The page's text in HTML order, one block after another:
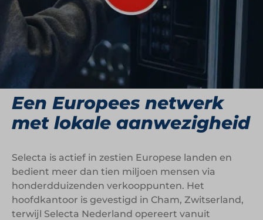
beheerde self-serve retailoplossingen, variërend
van koffie en verse maaltijden tot snacks en grab-
and-go-momenten. De combinatie van
technologie, service en schaal vormt de basis van
Een Europees netwerk
met lokale aanwezigheid
Selecta is actief in zestien Europese landen en
bedient meer dan tien miljoen mensen via
honderdduizenden verkooppunten. Het
hoofdkantoor is gevestigd in Cham, Zwitserland,
terwijl Selecta Nederland opereert vanuit